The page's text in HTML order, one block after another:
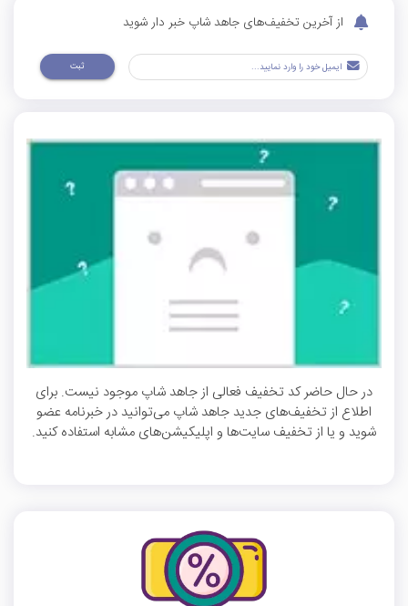
از آخرین تخفیف‌های جاهد شاپ خبر دار شوید
ثبت
در حال حاضر کد تخفیف فعالی از جاهد شاپ موجود نیست. برای
اطلاع از تخفیف‌های جدید جاهد شاپ می‌توانید در خبرنامه عضو
شوید و یا از تخفیف سایت‌ها و اپلیکیشن‌های مشابه استفاده کنید.